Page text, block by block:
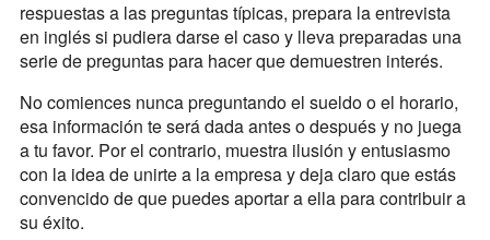
respuestas a las preguntas típicas, prepara la entrevista
en inglés si pudiera darse el caso y lleva preparadas una
serie de preguntas para hacer que demuestren interés.
No comiences nunca preguntando el sueldo o el horario,
esa información te será dada antes o después y no juega
a tu favor. Por el contrario, muestra ilusión y entusiasmo
con la idea de unirte a la empresa y deja claro que estás
convencido de que puedes aportar a ella para contribuir a
su éxito.